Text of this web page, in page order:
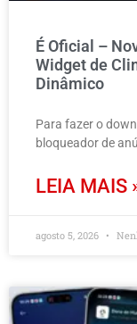
É Oficial –
Widget de
Dinâmico
Para fazer o
bloqueador de
LEIA MAIS
agosto 5, 2026